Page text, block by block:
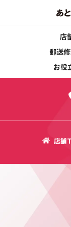
店
郵送
お役
店舗